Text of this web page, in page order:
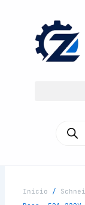
contenido
Inicio /